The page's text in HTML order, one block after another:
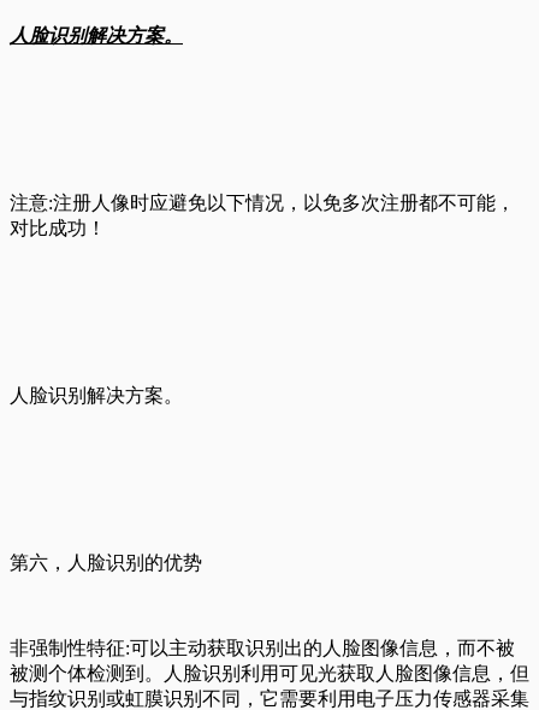
人脸识别解决方案。
注意:注册人像时应避免以下情况，以免多次注册都不可能，
对比成功！
人脸识别解决方案。
第六，人脸识别的优势
非强制性特征:可以主动获取识别出的人脸图像信息，而不被
被测个体检测到。人脸识别利用可见光获取人脸图像信息，但
与指纹识别或虹膜识别不同，它需要利用电子压力传感器采集